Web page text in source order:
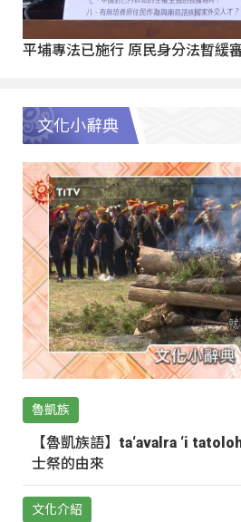
平埔專法已施行 原民身分法暫緩
文化小辭典
魯凱族
【魯凱族語】ta‘avalra ‘i
士祭的由來
文化介紹